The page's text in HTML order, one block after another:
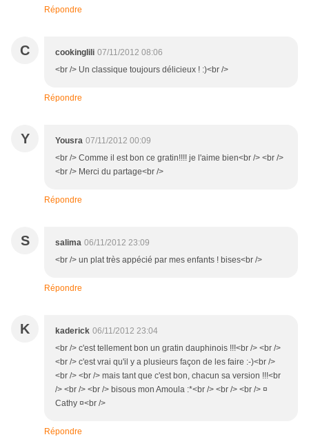
Répondre
C cookinglili 07/11/2012 08:06
<br /> Un classique toujours délicieux ! :)<br />
Répondre
Y Yousra 07/11/2012 00:09
<br /> Comme il est bon ce gratin!!!! je l'aime bien<br /> <br />
<br /> Merci du partage<br />
Répondre
S salima 06/11/2012 23:09
<br /> un plat très appécié par mes enfants ! bises<br />
Répondre
K kaderick 06/11/2012 23:04
<br /> c'est tellement bon un gratin dauphinois !!!<br /> <br />
<br /> c'est vrai qu'il y a plusieurs façon de les faire :-)<br />
<br /> <br /> mais tant que c'est bon, chacun sa version !!!<br
/> <br /> <br /> bisous mon Amoula :*<br /> <br /> <br /> ¤
Cathy ¤<br />
Répondre